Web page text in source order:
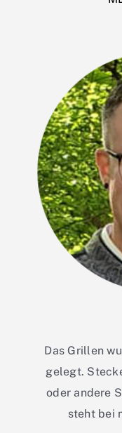
Das Grillen
gelegt.
oder andere
steht bei